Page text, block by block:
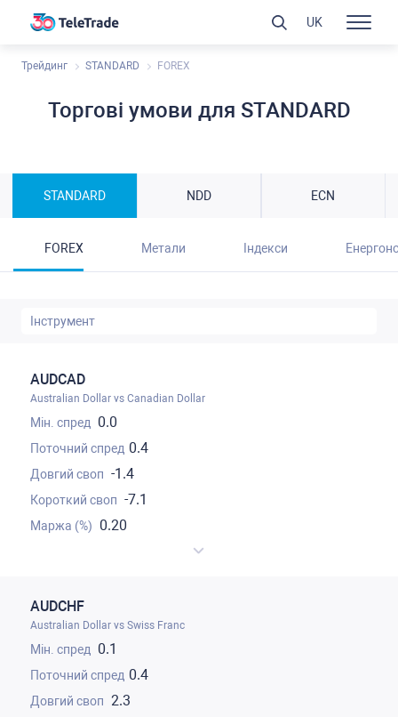
Трейдинг STANDARD FOREX
Торгові умови для STANDARD
STANDARD NDD ECN
FOREX Метали Індекcи
AUDCAD
Australian Dollar vs Canadian Dollar
0.0
0.4
-1.4
-7.1
0.20
AUDCHF
Australian Dollar vs Swiss Franc
0.1
0.4
2.3
UK